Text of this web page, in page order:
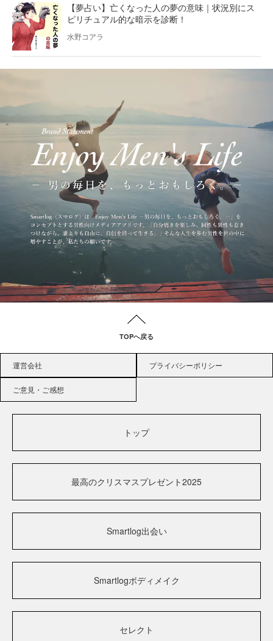
【夢占い】亡くなった人の夢の意味｜状況別にス
ピリチュアル的な暗示を診断！
水野コアラ
TOPへ戻る
運営会社 プライバシーポリシー
ご意見・ご感想
トップ
最高のクリスマスプレゼント2025
Smartlog出会い
Smartlogボディメイク
セレクト